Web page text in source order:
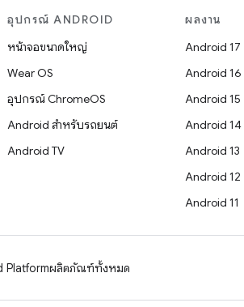
อุปกรณ์ ANDROID
หน้าจอขนาดใหญ่
Wear OS
อุปกรณ์ ChromeOS
Android สำหรับรถยนต์
Android TV
ผลงาน
Android 17
Android 16
Android 15
Android 14
Android 13
Android 12
Android 11
Platformผลิตภัณฑ์ทั้งหมด